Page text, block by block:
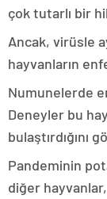
çok tutarlı bir
Ancak, virüsle
hayvanların
Numunelerde
Deneyler bu
bulaştırdığını
Pandeminin
diğer hayvanlar,